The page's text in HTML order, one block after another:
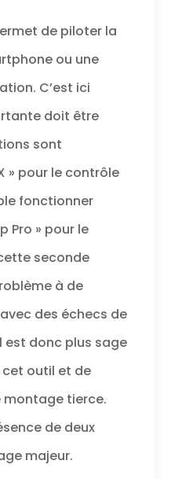
de piloter la
ou une
C’est ici
doit être
sont
» pour le contrôle
fonctionner
Pro » pour le
seconde
à de
des échecs de
est donc plus sage
outil et de
montage tierce.
de deux
majeur.